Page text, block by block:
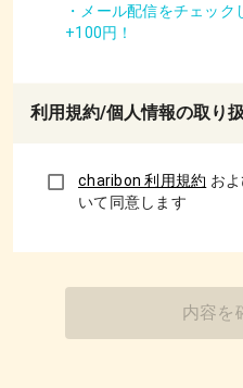
・メール配信をチェッ
+100円！
利用規約/個人情報の取り
charibon 利用規約 お
いて同意します
内容を